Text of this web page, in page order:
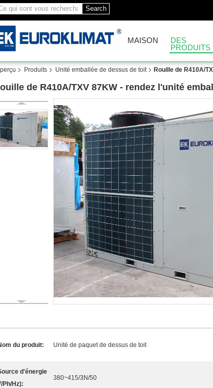
Search
MAISON
DES
PRODUITS
Produits Unité emballée de dessus de toit Rouille de R410A/
de R410A/TXV 87KW - rendez l'unité
du produit: Unité de paquet de dessus de toit
d'énergie
Ph/Hz):
380~415/3N/50